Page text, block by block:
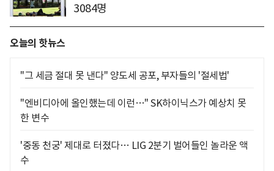
3084명
오늘의 핫뉴스
"그 세금 절대 못 낸다" 양도세 공포, 부자들의 '절세법'
"엔비디아에 올인했는데 이런…" SK하이닉스가 예상치 못
한 변수
'중동 천궁' 제대로 터졌다… LIG 2분기 벌어들인 놀라운 액
수